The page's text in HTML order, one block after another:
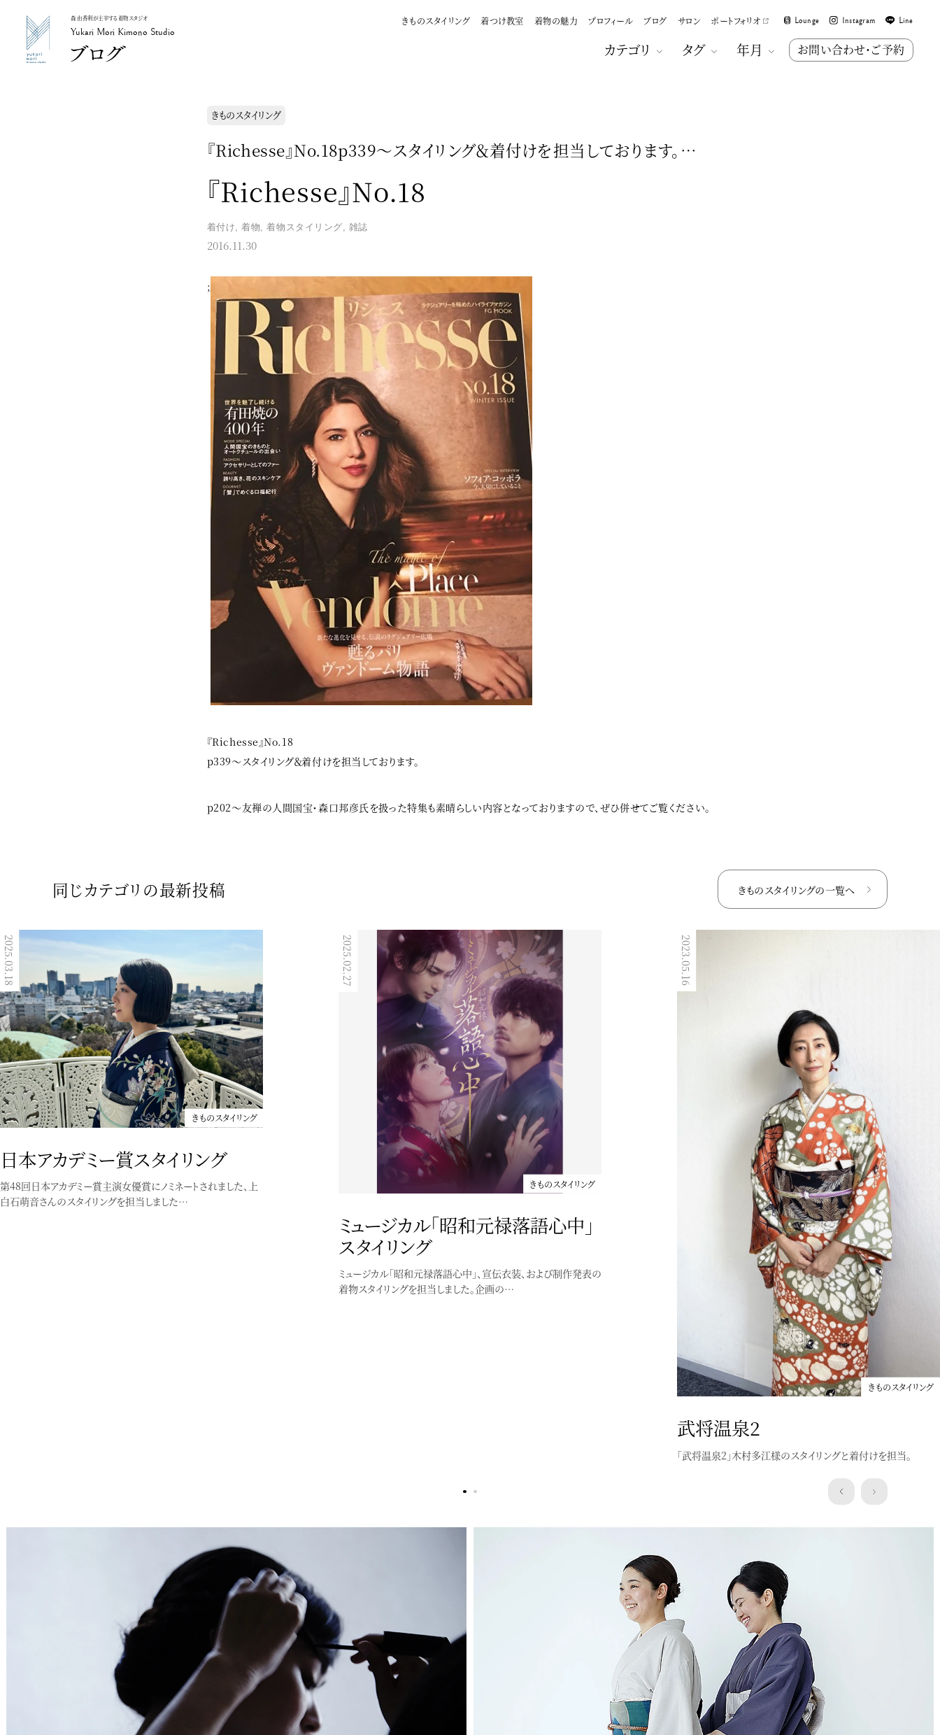
Yukari Mori Kimono Studio
森 由香利が主宰する着物スタジオ
Yukari Mori Kimono Studio
きものスタイリング 着つけ教室 着物の魅力 プロフィール ブログ サロン ポートフォリオ Lounge Instagram Line
カテゴリ タグ 年月 お問い合わせ・ご予約
きものスタイリング
『Richesse』No.18p339〜スタイリング＆着付けを担当しております。…
『Richesse』No.18
着付け,着物,着物スタイリング, 雑誌
2016.11.30
;
『Richesse』No.18
p339〜スタイリング＆着付けを担当しております。
p202〜友禅の人間国宝・森口邦彦氏を扱った特集も素晴らしい内容となっておりますので、ぜひ併せてご覧ください。
同じカテゴリの最新投稿 きものスタイリングの一覧へ
2025.03.18
きものスタイリング
日本アカデミー賞スタイリング
第48回日本アカデミー賞主演女優賞にノミネートされました、上
白石萌音さんのスタイリングを担当しました…
2025.02.27
きものスタイリング
ミュージカル「昭和元禄落語心中」
スタイリング
ミュージカル「昭和元禄落語心中」、宣伝衣装、および制作発表の
着物スタイリングを担当しました。企画の…
2023.05.16
きものスタイリング
武将温泉2
「武将温泉2」木村多江様のスタイリングと着付けを担当。
2023.04.16 2023.03.19
きものスタイリング
ニベア花王UV TVCM
田中みな実さんが浴衣をお召しの新CMが公開になりました
2023.02.12
最上級の品と艶！和美人メイクが
小田切ヒロさんのHIROBEAUTYCHANNELで着物メイク